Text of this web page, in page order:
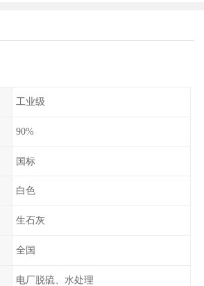
工业级
90%
国标
白色
生石灰
全国
电厂脱硫、水处理